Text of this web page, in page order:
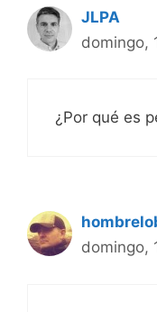
JLPA
domingo,
¿Por qué es
domingo,